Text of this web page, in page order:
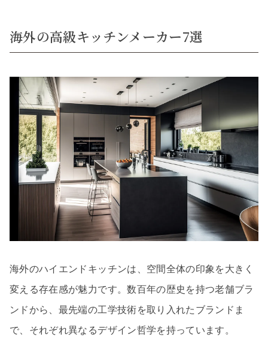
海外の高級キッチンメーカー7選
海外のハイエンドキッチンは、空間全体の印象を大きく
変える存在感が魅力です。数百年の歴史を持つ老舗ブラ
ンドから、最先端の工学技術を取り入れたブランドま
で、それぞれ異なるデザイン哲学を持っています。